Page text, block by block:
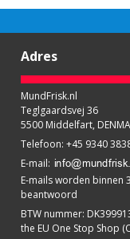
Adres
MundFrisk.nl
Teglgaardsvej 36
5500 Middelfart,
Telefoon: +45 9340
E-mail:
E-mails worden binnen
beantwoord
BTW nummer:
the EU One Stop Shop